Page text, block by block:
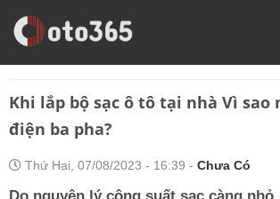
Trang Chủ
Hỏi Đáp Xe
Khi lắp bộ sạc ô tô tại nhà Vì sao
điện ba pha?
Thứ Hai, 07/08/2023 - 16:39 - Chưa Có